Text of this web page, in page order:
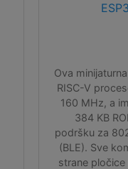
Ova
RISC-V
160 MHz, a
384 KB
podršku za
(BLE). Sve
strane